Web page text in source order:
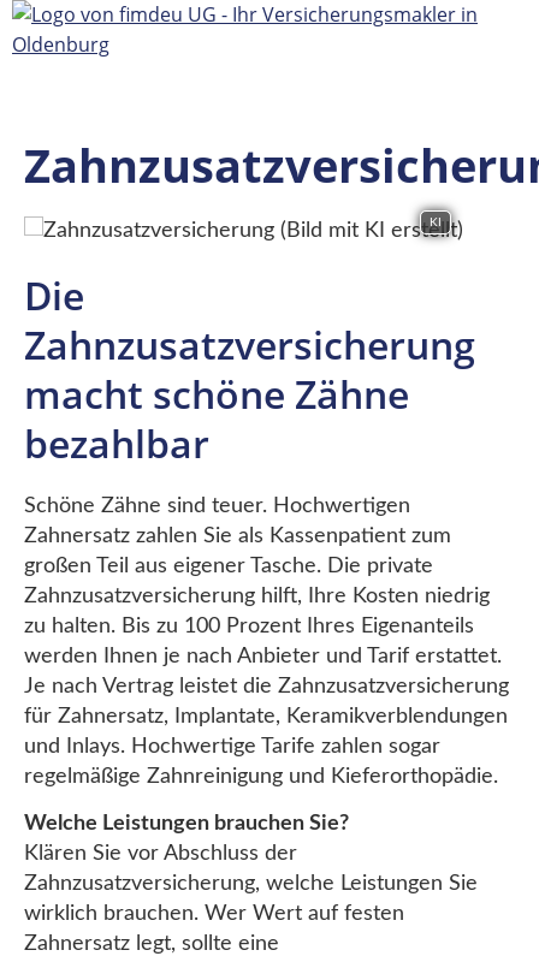
KI
Die
Zahnzusatzversicherung
macht schöne Zähne
bezahlbar
Schöne Zähne sind teuer. Hochwertigen
Zahnersatz zahlen Sie als Kassenpatient zum
großen Teil aus eigener Tasche. Die private
Zahnzusatzversicherung hilft, Ihre Kosten niedrig
zu halten. Bis zu 100 Prozent Ihres Eigenanteils
werden Ihnen je nach Anbieter und Tarif erstattet.
Je nach Vertrag leistet die Zahnzusatzversicherung
für Zahnersatz, Implantate, Keramikverblendungen
und Inlays. Hochwertige Tarife zahlen sogar
regelmäßige Zahnreinigung und Kieferorthopädie.
Welche Leistungen brauchen Sie?
Klären Sie vor Abschluss der
Zahnzusatzversicherung, welche Leistungen Sie
wirklich brauchen. Wer Wert auf festen
Zahnersatz legt, sollte eine